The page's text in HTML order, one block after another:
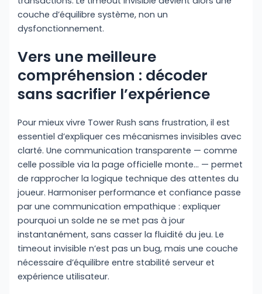
couche d’équilibre système, non un
dysfonctionnement.
Vers une meilleure
compréhension : décoder
sans sacrifier l’expérience
Pour mieux vivre Tower Rush sans frustration, il est
essentiel d’expliquer ces mécanismes invisibles avec
clarté. Une communication transparente — comme
celle possible via la page officielle monte… — permet
de rapprocher la logique technique des attentes du
joueur. Harmoniser performance et confiance passe
par une communication empathique : expliquer
pourquoi un solde ne se met pas à jour
instantanément, sans casser la fluidité du jeu. Le
timeout invisible n’est pas un bug, mais une couche
nécessaire d’équilibre entre stabilité serveur et
expérience utilisateur.